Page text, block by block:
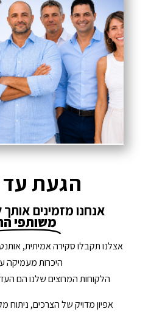
הגעת עד
אנחנו מזמינים
משותפי
אצלנו תקבלו סקירה אמיתית,
היכרות מעמיקה
הלקוחות המרוצים שלנו הם
אפיון מדויק של הצרכים, ניתוח